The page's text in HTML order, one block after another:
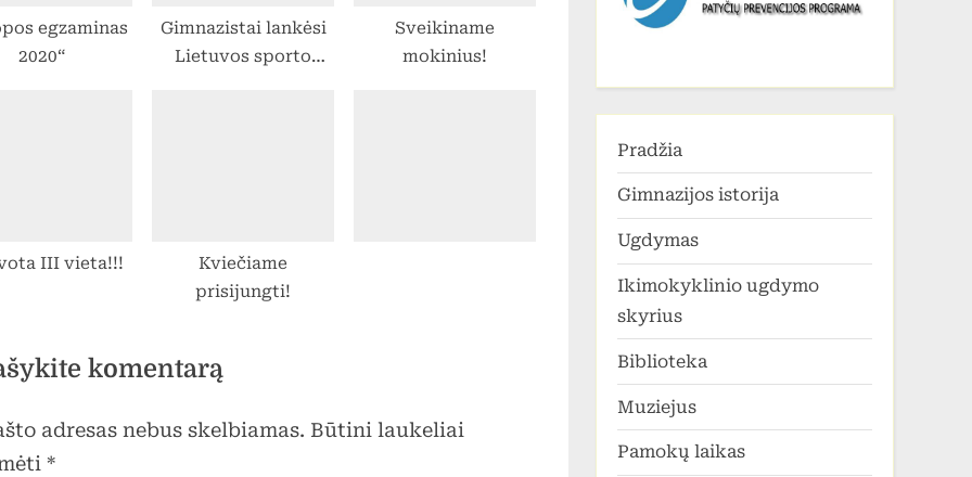
egzaminas
2020“
Gimnazistai lankėsi
Lietuvos sporto
Sveikiname
mokinius!
III vieta!!!
Kviečiame
prisijungti!
komentarą
adresas nebus skelbiamas. Būtini laukeliai
*
Pradžia
Gimnazijos istorija
Ugdymas
Ikimokyklinio ugdymo
skyrius
Biblioteka
Muziejus
Pamokų laikas